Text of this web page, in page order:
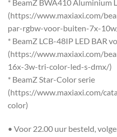
* BeamZ BWA410 Aluminium
(https://www.maxiaxi.com/
par-rgbw-voor-buiten-7x-
* BeamZ LCB-48IP LED BAR
(https://www.maxiaxi.com/
16x-3w-tri-color-led-s-dmx/)
* BeamZ Star-Color serie
(https://www.maxiaxi.com/
color)
• Voor 22.00 uur besteld,